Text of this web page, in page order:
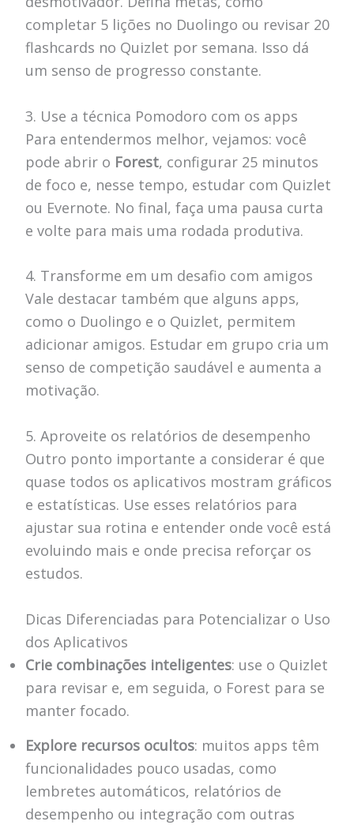
completar 5 lições no Duolingo ou revisar 20
flashcards no Quizlet por semana. Isso dá
um senso de progresso constante.
3. Use a técnica Pomodoro com os apps
Para entendermos melhor, vejamos: você
pode abrir o Forest, configurar 25 minutos
de foco e, nesse tempo, estudar com Quizlet
ou Evernote. No final, faça uma pausa curta
e volte para mais uma rodada produtiva.
4. Transforme em um desafio com amigos
Vale destacar também que alguns apps,
como o Duolingo e o Quizlet, permitem
adicionar amigos. Estudar em grupo cria um
senso de competição saudável e aumenta a
motivação.
5. Aproveite os relatórios de desempenho
Outro ponto importante a considerar é que
quase todos os aplicativos mostram gráficos
e estatísticas. Use esses relatórios para
ajustar sua rotina e entender onde você está
evoluindo mais e onde precisa reforçar os
estudos.
Dicas Diferenciadas para Potencializar o Uso
dos Aplicativos
Crie combinações inteligentes: use o Quizlet
para revisar e, em seguida, o Forest para se
manter focado.
Explore recursos ocultos: muitos apps têm
funcionalidades pouco usadas, como
lembretes automáticos, relatórios de
desempenho ou integração com outras